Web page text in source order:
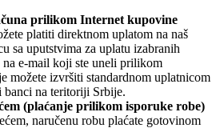
prilikom Internet kupovine
platiti direktnom uplatom na naš
sa uputstvima za uplatu izabranih
na e-mail koji ste uneli prilikom
možete izvršiti standardnom uplatnicom
na teritoriji Srbije.
(plaćanje prilikom isporuke robe)
naručenu robu plaćate gotovinom